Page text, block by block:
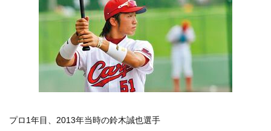
プロ1年目、2013年当時の鈴木誠也選手